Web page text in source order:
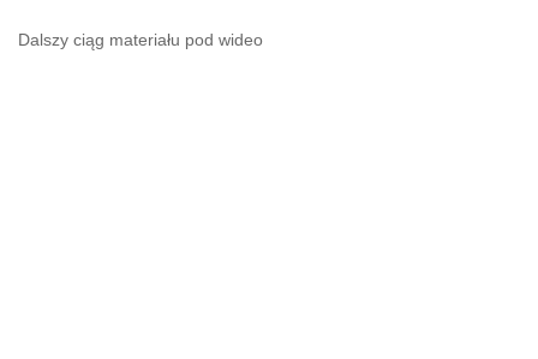
Dalszy ciąg materiału pod wideo